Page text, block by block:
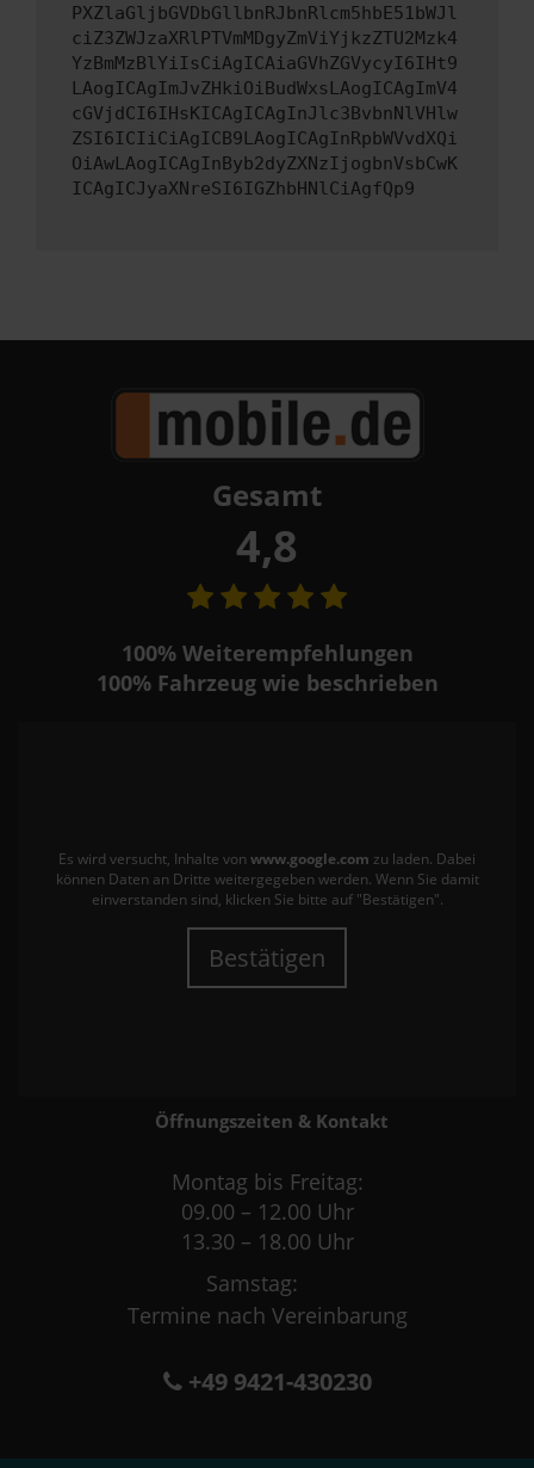
PXZlaGljbGVDbGllbnRJbnRlcm5hbE51bWJl
ciZ3ZWJzaXRlPTVmMDgyZmViYjkzZTU2Mzk4
YzBmMzBlYiIsCiAgICAiaGVhZGVycyI6IHt9
LAogICAgImJvZHkiOiBudWxsLAogICAgImV4
cGVjdCI6IHsKICAgICAgInJlc3BvbnNlVHlw
ZSI6ICIiCiAgICB9LAogICAgInRpbWVvdXQi
OiAwLAogICAgInByb2dyZXNzIjogbnVsbCwK
ICAgICJyaXNreSI6IGZhbHNlCiAgfQp9
Gesamt
4,8
100%Weiterempfehlungen
100%Fahrzeug wie beschrieben
Es wird versucht, Inhalte von www.google.com zu laden. Dabei
können Daten an Dritte weitergegeben werden. Wenn Sie damit
einverstanden sind, klicken Sie bitte auf "Bestätigen".
Bestätigen
Öffnungszeiten & Kontakt
Montag bis Freitag:
09.00 – 12.00 Uhr
13.30 – 18.00 Uhr
Samstag:
Termine nach Vereinbarung
+49 9421-430230